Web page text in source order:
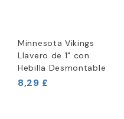
Minnesota Vikings
Llavero de 1" con
Hebilla Desmontable
8,29 £